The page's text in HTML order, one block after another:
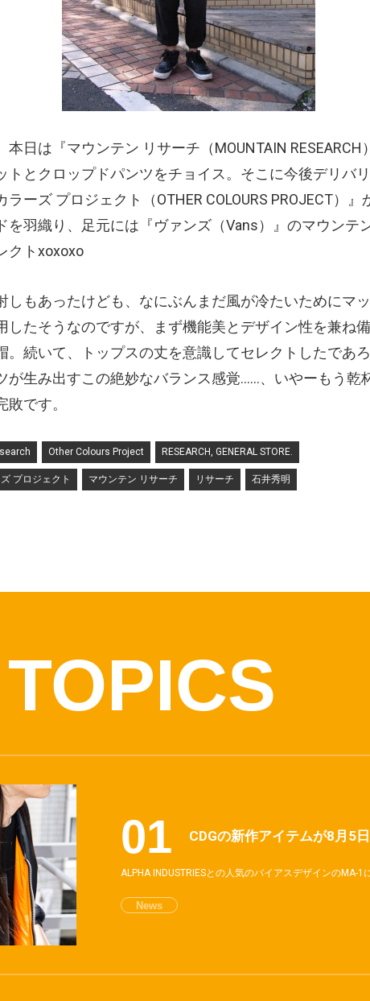
本日は『マウンテン リサーチ （MOUNTAIN RESEARCH）
トとクロップドパンツをチョイス。そこに今後デリバ
ラーズ プロジェクト
（OTHER COLOURS PROJECT）
』
を羽織り、足元には『ヴァンズ （Vans）
』のマウンテ
クトxoxoxo
しもあったけども、なにぶんまだ風が冷たいためにマ
したそうなのですが、まず機能美とデザイン性を兼ね
。続いて、トップスの丈を意識してセレクトしたであ
が生み出すこの絶妙なバランス感覚……、いやーもう乾
敗です。
Other Colours Project RESEARCH, GENERAL STORE.
プロジェクト マウンテン リサーチ リサーチ 石井秀明
CDGの新作アイテムが8月5
ALPHA INDUSTRIESとの人気のバイアスデザインのMA-1
News